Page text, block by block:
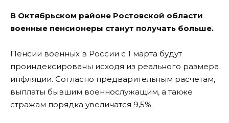
В Октябрьском районе Ростовской области
военные пенсионеры станут получать больше.
Пенсии военных в России с 1 марта будут
проиндексированы исходя из реального размера
инфляции. Согласно предварительным расчетам,
выплаты бывшим военнослужащим, а также
стражам порядка увеличатся 9,5%.